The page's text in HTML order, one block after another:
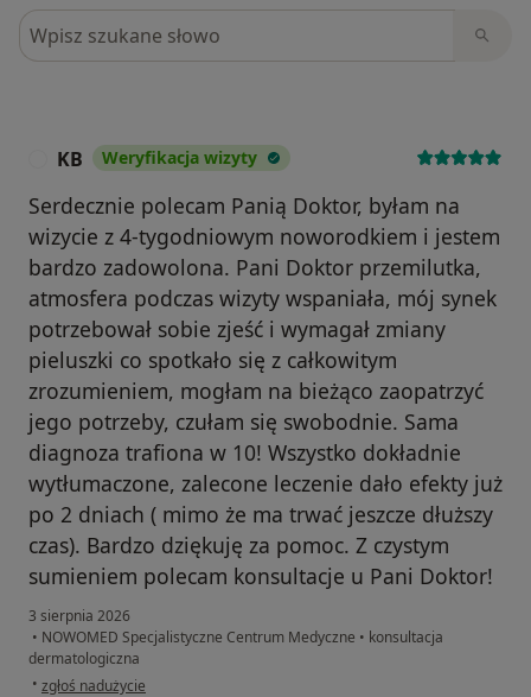
Szukaj w opiniach
KB Weryfikacja wizyty
Serdecznie polecam Panią Doktor, byłam na
wizycie z 4-tygodniowym noworodkiem i jestem
bardzo zadowolona. Pani Doktor przemilutka,
atmosfera podczas wizyty wspaniała, mój synek
potrzebował sobie zjeść i wymagał zmiany
pieluszki co spotkało się z całkowitym
zrozumieniem, mogłam na bieżąco zaopatrzyć
jego potrzeby, czułam się swobodnie. Sama
diagnoza trafiona w 10! Wszystko dokładnie
wytłumaczone, zalecone leczenie dało efekty już
po 2 dniach ( mimo że ma trwać jeszcze dłuższy
czas). Bardzo dziękuję za pomoc. Z czystym
sumieniem polecam konsultacje u Pani Doktor!
3 sierpnia 2026
• NOWOMED Specjalistyczne Centrum Medyczne • konsultacja
dermatologiczna
• w opinii użytkownika KB
zgłoś nadużycie